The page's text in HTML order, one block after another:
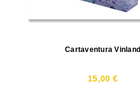
Cartaventura Vinland
15,00 €